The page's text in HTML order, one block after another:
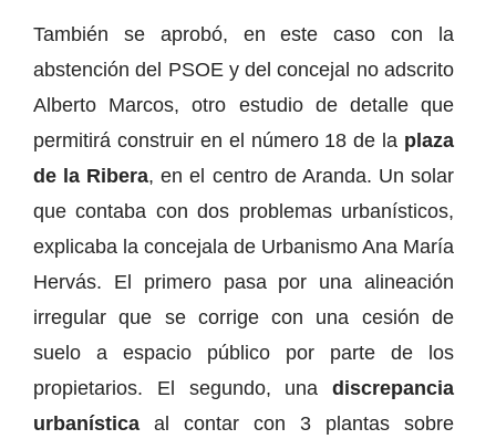
También se aprobó, en este caso con la
abstención del PSOE y del concejal no adscrito
Alberto Marcos, otro estudio de detalle que
permitirá construir en el número 18 de la plaza
de la Ribera, en el centro de Aranda. Un solar
que contaba con dos problemas urbanísticos,
explicaba la concejala de Urbanismo Ana María
Hervás. El primero pasa por una alineación
irregular que se corrige con una cesión de
suelo a espacio público por parte de los
propietarios. El segundo, una discrepancia
urbanística al contar con 3 plantas sobre